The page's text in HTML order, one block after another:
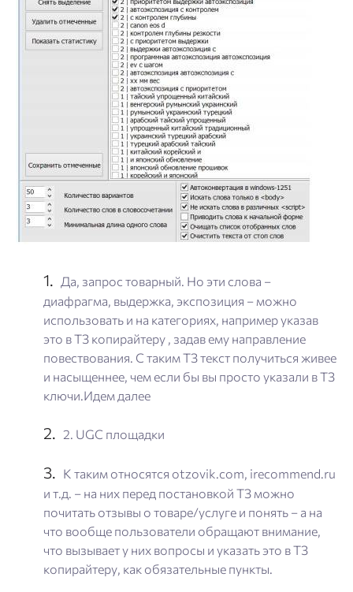
Да, запрос товарный. Но эти слова –
диафрагма, выдержка, экспозиция – можно
использовать и на категориях, например указав
это в ТЗ копирайтеру , задав ему направление
повествования. С таким ТЗ текст получиться живее
и насыщеннее, чем если бы вы просто указали в ТЗ
ключи.Идем далее
2. UGC площадки
К таким относятся otzovik.com, irecommend.ru
и т.д. – на них перед постановкой ТЗ можно
почитать отзывы о товаре/услуге и понять – а на
что вообще пользователи обращают внимание,
что вызывает у них вопросы и указать это в ТЗ
копирайтеру, как обязательные пункты.